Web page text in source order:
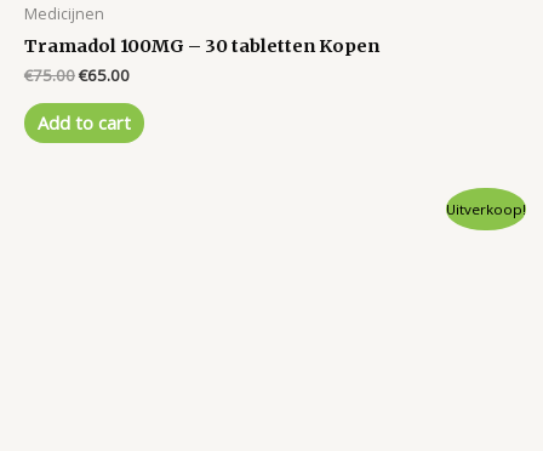
Medicijnen
Tramadol 100MG – 30 tabletten Kopen
€75.00Original
was:
€75.00.
€65.00Current
is:
€65.00.
Add to cart
Uitverkoop!